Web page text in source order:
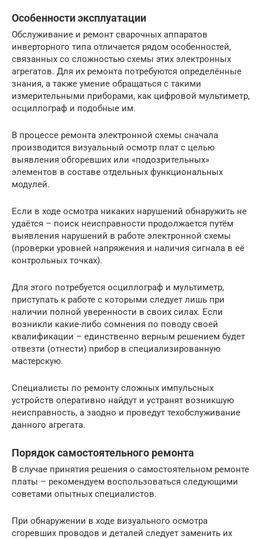
Особенности эксплуатации
Обслуживание и ремонт сварочных аппаратов
инверторного типа отличается рядом особенностей,
связанных со сложностью схемы этих электронных
агрегатов. Для их ремонта потребуются определённые
знания, а также умение обращаться с такими
измерительными приборами, как цифровой мультиметр,
осциллограф и подобные им.
В процессе ремонта электронной схемы сначала
производится визуальный осмотр плат с целью
выявления обгоревших или «подозрительных»
элементов в составе отдельных функциональных
модулей.
Если в ходе осмотра никаких нарушений обнаружить не
удаётся – поиск неисправности продолжается путём
выявления нарушений в работе электронной схемы
(проверки уровней напряжения и наличия сигнала в её
контрольных точках).
Для этого потребуется осциллограф и мультиметр,
приступать к работе с которыми следует лишь при
наличии полной уверенности в своих силах. Если
возникли какие-либо сомнения по поводу своей
квалификации – единственно верным решением будет
отвезти (отнести) прибор в специализированную
мастерскую.
Специалисты по ремонту сложных импульсных
устройств оперативно найдут и устранят возникшую
неисправность, а заодно и проведут техобслуживание
данного агрегата.
Порядок самостоятельного ремонта
В случае принятия решения о самостоятельном ремонте
платы – рекомендуем воспользоваться следующими
советами опытных специалистов.
При обнаружении в ходе визуального осмотра
сгоревших проводов и деталей следует заменить их